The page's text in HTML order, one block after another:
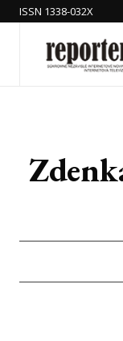
ISSN 1338-032X